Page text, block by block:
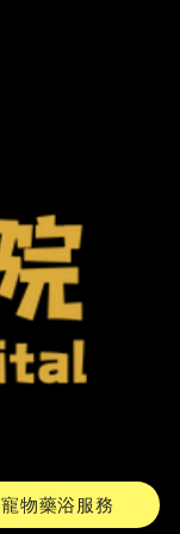
寵物藥浴服務